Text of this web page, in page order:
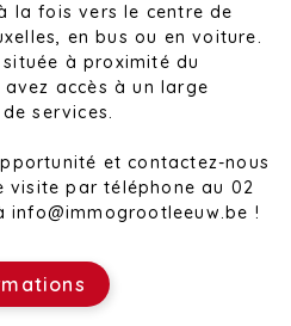
la fois vers le centre de
en bus ou en voiture.
à proximité du
accès à un large
services.
et contactez-nous
visite par téléphone au 02
info@immogrootleeuw.be !